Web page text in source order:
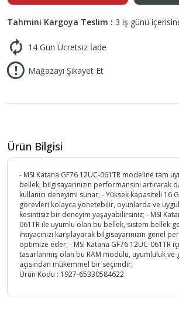
Tahmini Kargoya Teslim : 3 iş günü
14 Gün Ücretsiz İade
Mağazayı Şikayet Et
Ürün Bilgisi
- MSI Katana GF76 12UC-061TR modeline tam
bellek, bilgisayarınızın performansını artırarak
kullanıcı deneyimi sunar; - Yüksek kapasiteli 16
görevleri kolayca yönetebilir, oyunlarda ve
kesintisiz bir deneyim yaşayabilirsiniz; - MSI
061TR ile uyumlu olan bu bellek, sistem bellek
ihtiyacınızı karşılayarak bilgisayarınızın genel
optimize eder; - MSI Katana GF76 12UC-061TR
tasarlanmış olan bu RAM modülü, uyumluluk ve
açısından mükemmel bir seçimdir;
Ürün Kodu : 1927-65330584622